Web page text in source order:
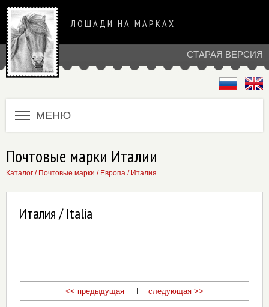
СТАРАЯ ВЕРСИЯ
ЛОШАДИ НА МАРКАХ
МЕНЮ
Почтовые марки Италии
Каталог / Почтовые марки / Европа / Италия
Италия / Italia
<< предыдущая следующая >>